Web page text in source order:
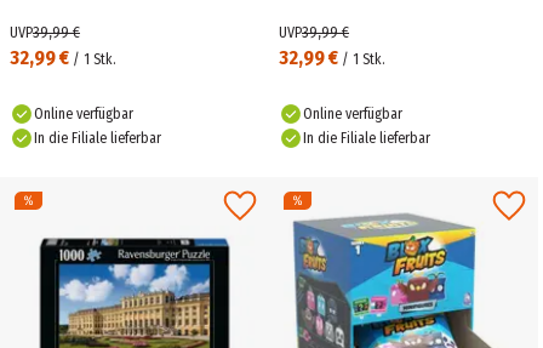
32,99 € / 1 Stk.
UVP39,99 €
Online verfügbar
In die Filiale lieferbar
32,99 € / 1 Stk.
UVP39,99 €
Online verfügbar
In die Filiale lieferbar